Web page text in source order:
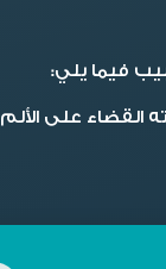
فيما يلي: